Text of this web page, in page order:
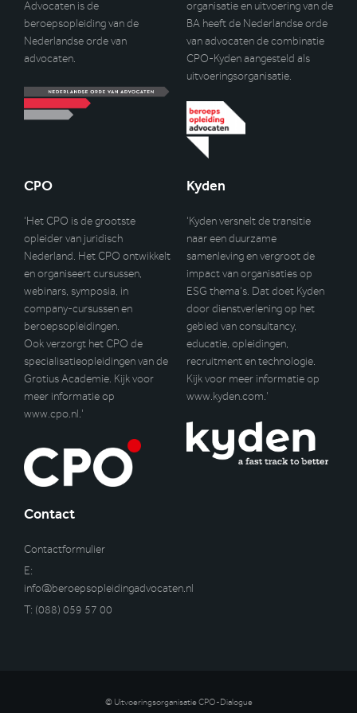
Advocaten is de
beroepsopleiding van de
Nederlandse orde van
advocaten.
organisatie en uitvoering van de
BA heeft de Nederlandse orde
van advocaten de combinatie
CPO-Kyden aangesteld als
uitvoeringsorganisatie.
CPO
‘Het CPO is de grootste
opleider van juridisch
Nederland. Het CPO ontwikkelt
en organiseert cursussen,
webinars, symposia, in
company-cursussen en
beroepsopleidingen.
Ook verzorgt het CPO de
specialisatieopleidingen van de
Grotius Academie. Kijk voor
meer informatie op
www.cpo.nl.’
Kyden
‘Kyden versnelt de transitie
naar een duurzame
samenleving en vergroot de
impact van organisaties op
ESG thema’s. Dat doet Kyden
door dienstverlening op het
gebied van consultancy,
educatie, opleidingen,
recruitment en technologie.
Kijk voor meer informatie op
www.kyden.com.’
Contact
Contactformulier
E:
info@beroepsopleidingadvocaten.nl
T: (088) 059 57 00
© Uitvoeringsorganisatie CPO-Dialogue